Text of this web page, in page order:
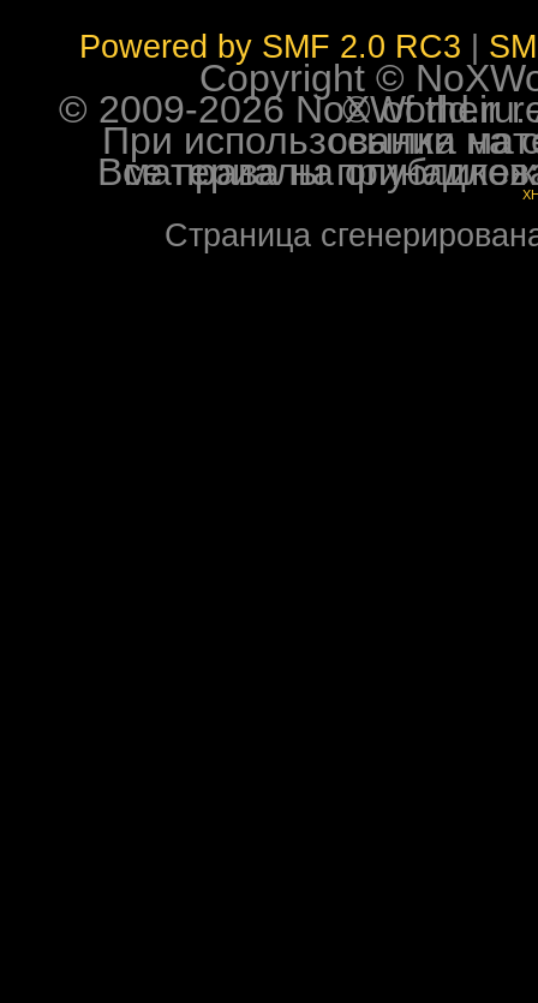
Powered by SMF 2.0 RC3
Copyright ©
© 2009-2026 NoXWorld.ru. All
При использовании
Все права на опубликованные на форуме
Страница